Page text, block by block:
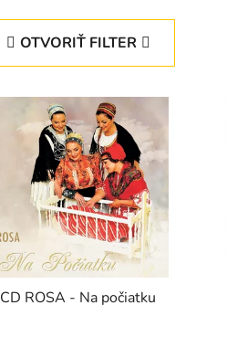
OTVORIŤ FILTER
CD ROSA - Na počiatku